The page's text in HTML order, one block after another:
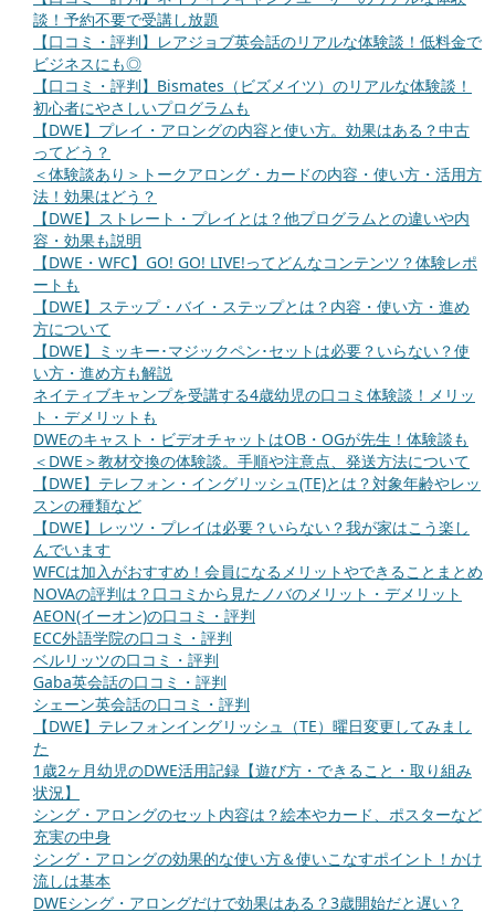
談！予約不要で受講し放題
【口コミ・評判】レアジョブ英会話のリアルな体験談！低料金で
ビジネスにも◎
【口コミ・評判】Bismates（ビズメイツ）のリアルな体験談！
初心者にやさしいプログラムも
【DWE】プレイ・アロングの内容と使い方。効果はある？中古
ってどう？
＜体験談あり＞トークアロング・カードの内容・使い方・活用方
法！効果はどう？
【DWE】ストレート・プレイとは？他プログラムとの違いや内
容・効果も説明
【DWE・WFC】GO! GO! LIVE!ってどんなコンテンツ？体験レポ
ートも
【DWE】ステップ・バイ・ステップとは？内容・使い方・進め
方について
【DWE】ミッキー･マジックペン･セットは必要？いらない？使
い方・進め方も解説
ネイティブキャンプを受講する4歳幼児の口コミ体験談！メリッ
ト・デメリットも
DWEのキャスト・ビデオチャットはOB・OGが先生！体験談も
＜DWE＞教材交換の体験談。手順や注意点、発送方法について
【DWE】テレフォン・イングリッシュ(TE)とは？対象年齢やレッ
スンの種類など
【DWE】レッツ・プレイは必要？いらない？我が家はこう楽し
んでいます
WFCは加入がおすすめ！会員になるメリットやできることまとめ
NOVAの評判は？口コミから見たノバのメリット・デメリット
AEON(イーオン)の口コミ・評判
ECC外語学院の口コミ・評判
ベルリッツの口コミ・評判
Gaba英会話の口コミ・評判
シェーン英会話の口コミ・評判
【DWE】テレフォンイングリッシュ（TE）曜日変更してみまし
た
1歳2ヶ月幼児のDWE活用記録【遊び方・できること・取り組み
状況】
シング・アロングのセット内容は？絵本やカード、ポスターなど
充実の中身
シング・アロングの効果的な使い方＆使いこなすポイント！かけ
流しは基本
DWEシング・アロングだけで効果はある？3歳開始だと遅い？